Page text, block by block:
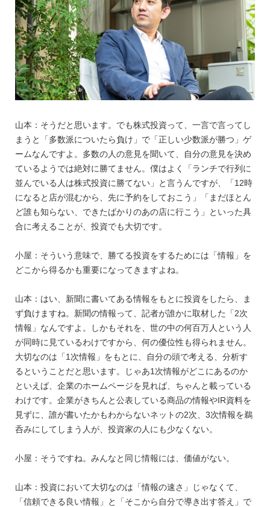
山本：そうだと思います。でも株式投資って、一言で言ってし
まうと「多数派についたら負け」で「正しい少数派が勝つ」ゲ
ームなんですよ。多数の人の意見を聞いて、自分の意見を決め
ているようでは絶対に勝てません。僕はよく「ランチで行列に
並んでいる人は株式投資に勝てない」と言うんですが、「12時
になると店が混むから、先に予約をしておこう」「まだほとん
ど誰も知らない、できたばかりのあの店に行こう」といった具
合に考えることが、投資でも大切です。
小屋：そういう意味で、勝てる投資をするためには「情報」を
どこから得るかも重要になってきますよね。
山本：はい、新聞に書いてある情報をもとに投資をしたら、ま
ず負けますね。新聞の情報って、記者が誰かに取材した「2次
情報」なんですよ。しかもそれを、世の中の何百万人という人
が同時に見ているわけですから、何の優位性も得られません。
大切なのは「1次情報」をもとに、自分の頭で考える、分析す
るということだと思います。じゃあ1次情報がどこにあるのか
といえば、企業のホームページを見れば、ちゃんと載っている
わけです。企業がきちんと公表している商品の情報やIR資料を
見ずに、誰が書いたかもわからないネットの2次、3次情報を鵜
呑みにしてしまう人が、投資家の人にも少なくない。
小屋：そうですね。みんなと同じ情報には、価値がない。
山本：投資において大切なのは「情報の速さ」じゃなくて、
「信頼できる良い情報」と「そこから自分で導き出す答え」で